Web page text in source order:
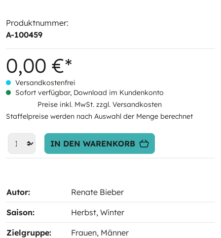
Produktnummer:
A-100459
0,00 €*
Versandkostenfrei
Sofort verfügbar, Download im Kundenkonto
Preise inkl. MwSt. zzgl. Versandkosten
Staffelpreise werden nach Auswahl der Menge berechnet
IN DEN WARENKORB
Autor: Renate Bieber
Saison: Herbst, Winter
Zielgruppe: Frauen, Männer